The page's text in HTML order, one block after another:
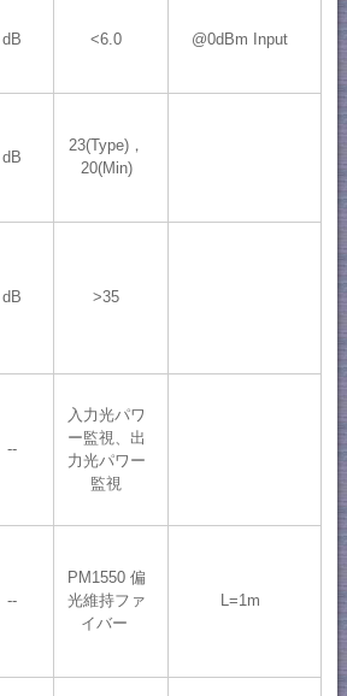
dB <6.0 @0dBm Input
dB
23(Type)，
20(Min)
dB >35
--
入力光パワ
ー監視、出
力光パワー
監視
--
PM1550 偏
光維持ファ
イバー
L=1m